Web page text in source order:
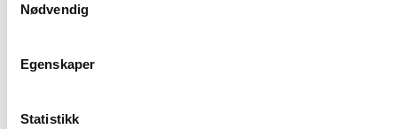
Nødvendig
Egenskaper
Statistikk